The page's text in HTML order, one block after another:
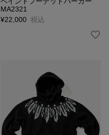
MA2321
¥22,000 税込